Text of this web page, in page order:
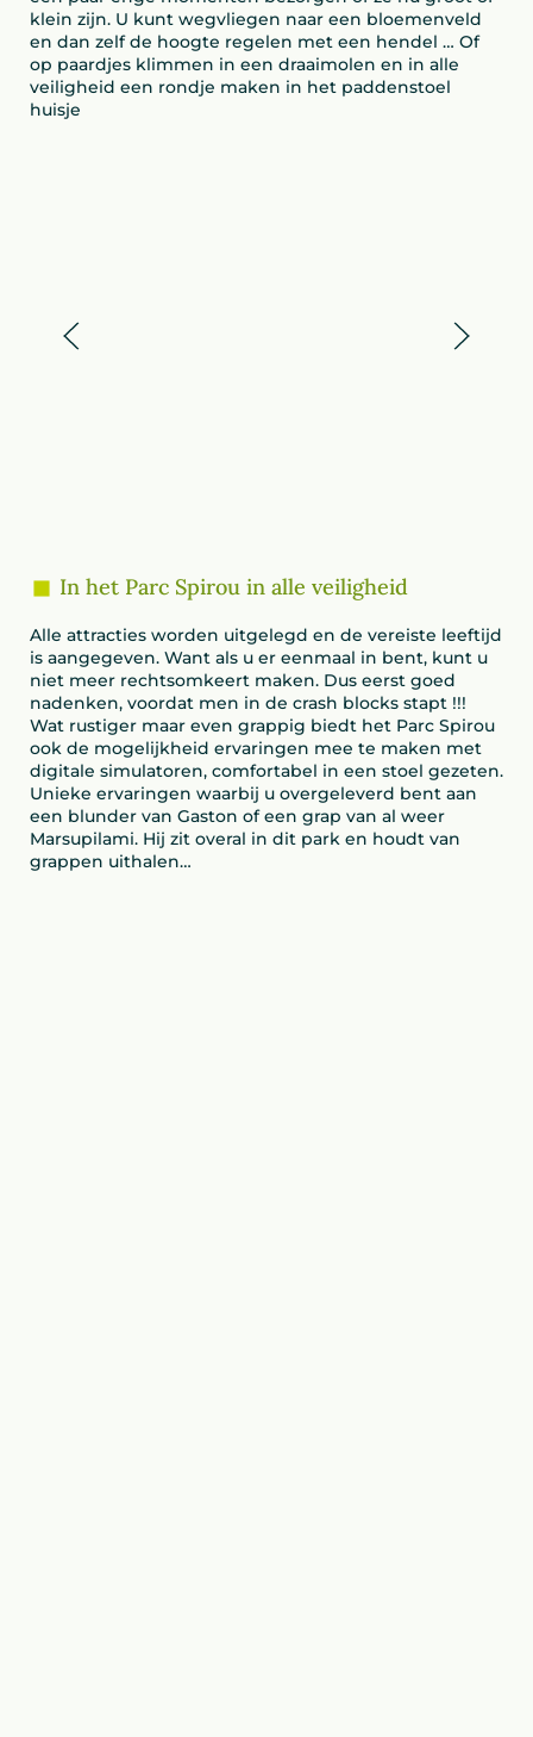
klein zijn. U kunt wegvliegen naar een bloemenveld
en dan zelf de hoogte regelen met een hendel … Of
op paardjes klimmen in een draaimolen en in alle
veiligheid een rondje maken in het paddenstoel
huisje
In het Parc Spirou in alle veiligheid
Alle attracties worden uitgelegd en de vereiste leeftijd
is aangegeven. Want als u er eenmaal in bent, kunt u
niet meer rechtsomkeert maken. Dus eerst goed
nadenken, voordat men in de crash blocks stapt !!!
Wat rustiger maar even grappig biedt het Parc Spirou
ook de mogelijkheid ervaringen mee te maken met
digitale simulatoren, comfortabel in een stoel gezeten.
Unieke ervaringen waarbij u overgeleverd bent aan
een blunder van Gaston of een grap van al weer
Marsupilami. Hij zit overal in dit park en houdt van
grappen uithalen…